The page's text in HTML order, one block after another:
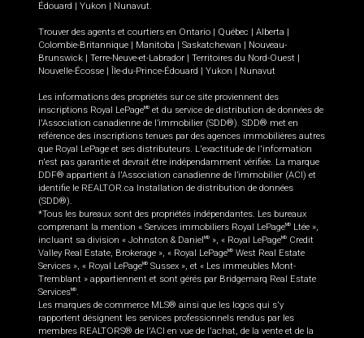
Édouard | Yukon | Nunavut.
Trouver des agents et courtiers en Ontario | Québec | Alberta |
Colombie-Britannique | Manitoba | Saskatchewan | Nouveau-
Brunswick | Terre-Neuve-et-Labrador | Territoires du Nord-Ouest |
Nouvelle-Écosse | Île-du-Prince-Édouard | Yukon | Nunavut
Les informations des propriétés sur ce site proviennent des
inscriptions Royal LePageMD et du service de distribution de données de
l'Association canadienne de l’immobilier (SDD®). SDD® met en
référence des inscriptions tenues par des agences immobilières autres
que Royal LePage et ses distributeurs. L'exactitude de l'information
n'est pas garantie et devrait être indépendamment vérifiée. La marque
DDF® appartient à l'Association canadienne de l’immobilier (ACI) et
identifie le REALTOR.ca Installation de distribution de données
(SDD®).
*Tous les bureaux sont des propriétés indépendantes. Les bureaux
comprenant la mention « Services immobiliers Royal LePageMD
Ltée »,
incluant sa division « Johnston & DanielMD », « Royal LePageMD
Credit
Valley Real Estate, Brokerage », « Royal LePageMD West Real Estate
Services », « Royal LePageMD Sussex », et « Les immeubles Mont-
Tremblant » appartiennent et sont gérés par Bridgemarq Real Estate
ServicesMD.
Les marques de commerce MLS® ainsi que les logos qui s'y
rapportent désignent les services professionnels rendus par les
membres REALTORS® de l'ACI en vue de l'achat, de la vente et de la